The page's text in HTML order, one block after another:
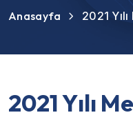
Anasayfa 2021
2021 Yılı